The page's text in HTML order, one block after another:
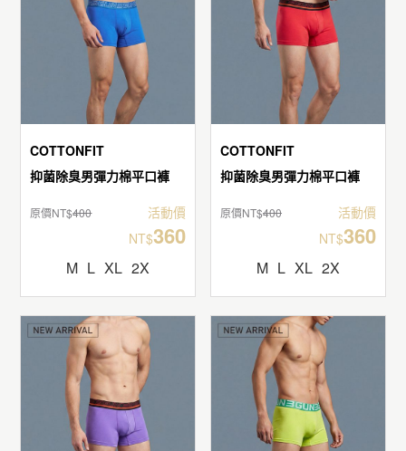
COTTONFIT
抑菌除臭男彈力棉平口褲
原價NT$400
活動價
NT$360
M L XL 2X
COTTONFIT
抑菌除臭男彈力棉平口褲
原價NT$400
活動價
NT$360
M L XL 2X